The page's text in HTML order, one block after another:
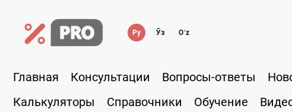
Ру Ўз Oʻz
Главная Консультации Вопросы-ответы
Калькуляторы
Справочники Обучение